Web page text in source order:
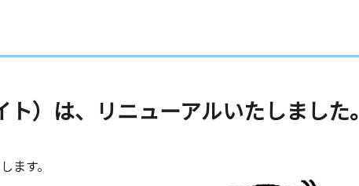
）は、リニューアルいたしました。
ます。